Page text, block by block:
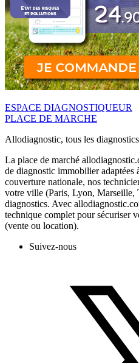
ESPACE DIAGNOSTIQUEUR
PLACE DE MARCHE
Allodiagnostic, tous les
La place de marché
de diagnostic immobilier adaptées
couverture nationale, nos
votre ville (Paris, Lyon,
diagnostics. Avec
technique complet pour sécuriser
(vente ou location).
Suivez-nous